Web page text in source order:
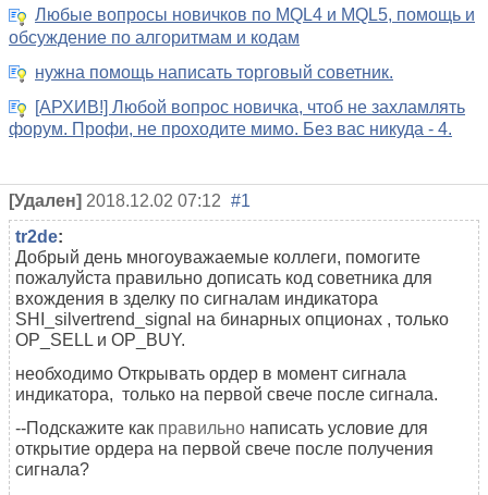
Любые вопросы новичков по MQL4 и MQL5, помощь и
обсуждение по алгоритмам и кодам
нужна помощь написать торговый советник.
[АРХИВ!] Любой вопрос новичка, чтоб не захламлять
форум. Профи, не проходите мимо. Без вас никуда - 4.
[Удален] 2018.12.02 07:12 #1
tr2de:
Добрый день многоуважаемые коллеги, помогите
пожалуйста правильно дописать код советника для
вхождения в зделку по сигналам индикатора
SHI_silvertrend_signal на бинарных опционах , только
OP_SELL и OP_BUY.
необходимо Открывать ордер в момент сигнала
индикатора, только на первой свече после сигнала.
--Подскажите как правильно написать условие для
открытие ордера на первой свече после получения
сигнала?